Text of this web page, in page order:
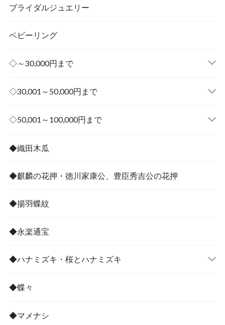
ブライダルジュエリー
ベビーリング
◇～30,000円まで
その他
◇30,001～50,000円まで
その他
◇50,001～100,000円まで
◆織田木瓜
◆麒麟の花押・徳川家康公、豊臣秀吉公の花押
◆揚羽蝶紋
◆永楽通宝
◆ハナミズキ・桜とハナミズキ
◆蝶々
◆マメナシ